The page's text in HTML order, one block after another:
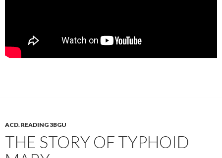
ACD. READING 3BGU
THE STORY OF TYPHOID